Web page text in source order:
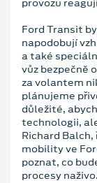
Ford Transit
napodobují
a také
vůz bezpečně
za volantem
plánujeme
důležité,
technologii,
Richard
mobility ve
poznat, co
procesy